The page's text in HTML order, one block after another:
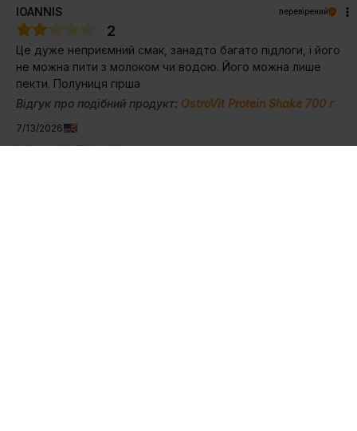
IOANNIS перевірений
2
Це дуже неприємний смак, занадто багато підлоги, і його
не можна пити з молоком чи водою. Його можна лише
пекти. Полуниця гірша
Відгук про подібний продукт: OstroVit Protein Shake 700 г
7/13/2026
0
0